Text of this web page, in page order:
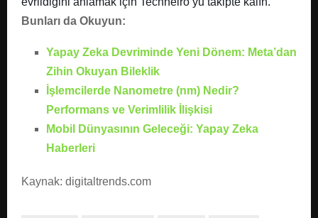
Bunları da Okuyun:
Yapay Zeka Devriminde Yeni Dönem: Meta’dan
Zihin Okuyan Bileklik
İşlemcilerde Nanometre (nm) Nedir?
Performans ve Verimlilik İlişkisi
Mobil Dünyasının Geleceği: Yapay Zeka
Haberleri
Kaynak: digitaltrends.com